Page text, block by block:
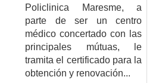
Policlinica Maresme, a
parte de ser un centro
médico concertado con las
principales mútuas, le
tramita el certificado para la
obtención y renovación...